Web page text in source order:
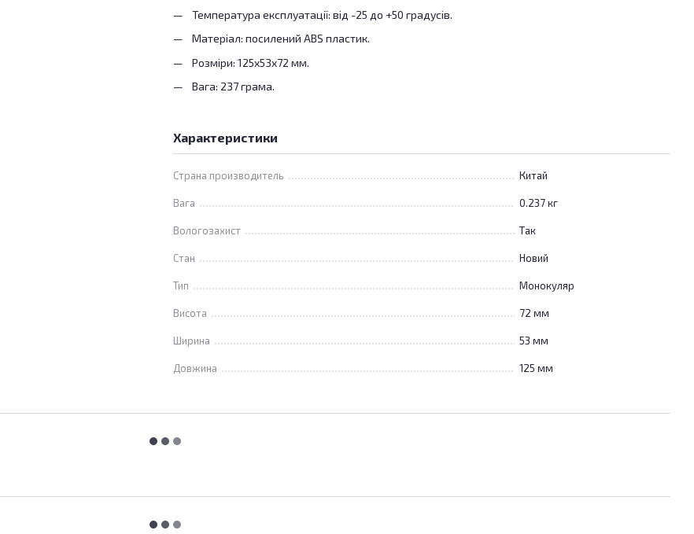
Температура експлуатації: від -25 до +50 градусів.
Матеріал: посилений ABS пластик.
Розміри: 125x53x72 мм.
Вага: 237 грама.
Характеристики
Страна производитель Китай
Вага 0.237 кг
Вологозахист Так
Стан Новий
Тип Монокуляр
Висота 72 мм
Ширина 53 мм
Довжина 125 мм